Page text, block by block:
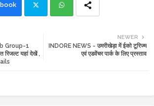
ats
NEWER
INDORE NEWS - उमरीखेड़ा में ईको टूरिज्म
एवं एडवेंचर पार्क के लिए प्रस्ताव
Group-1
रिजल्ट यहां देखें ,